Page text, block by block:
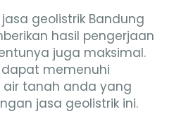
geolistrik Bandung
hasil pengerjaan
juga maksimal.
memenuhi
air tanah anda yang
jasa geolistrik ini.